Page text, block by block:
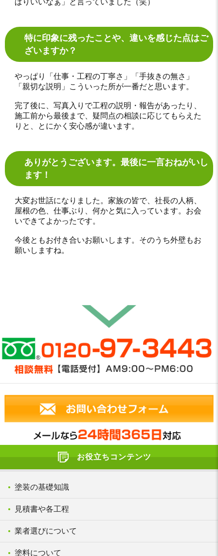
特に印象に残ったことや、違いを感じた点はご
ざいますか？
やっぱり「仕事・工程の丁寧さ」「手抜きの無さ」
「親切な説明」こういった所が一番だと思います。
完了後に、写真入りで工程の説明・報告があったり、
施工前から最後まで、疑問点の相談に応じてもらえた
りと、とにかく安心感が違います。
ありがとうございます。最後に一言おねがいし
ます！
大変お世話になりました。家族の皆で、社長の人柄、
屋根の色、仕事ぶり、何かと気に入っています。お会
いできてよかったです。
今後ともお付き合いお願いします。そのうち外壁もお
願いしますね。
お役立ちコンテンツ
塗装の基礎知識
見積書や各工程
業者選びについて
塗料について